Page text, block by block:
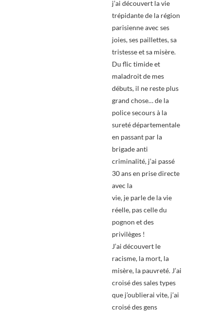
j’ai découvert la vie
trépidante de la région
parisienne avec ses
joies, ses paillettes, sa
tristesse et sa misère.
Du flic timide et
maladroit de mes
débuts, il ne reste plus
grand chose… de la
police secours à la
sureté départementale
en passant par la
brigade anti
criminalité, j’ai passé
30 ans en prise directe
avec la
vie, je parle de la vie
réelle, pas celle du
pognon et des
privilèges !
J’ai découvert le
racisme, la mort, la
misère, la pauvreté. J’ai
croisé des sales types
que j’oublierai vite, j’ai
croisé des gens